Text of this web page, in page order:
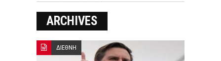
ARCHIVES
ΔΙΕΘΝΗ